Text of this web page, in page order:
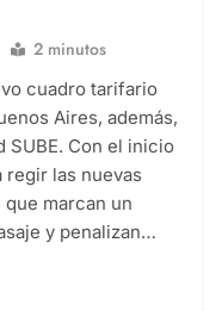
2 minutos
cuadro tarifario
Aires, además,
SUBE. Con el inicio
las nuevas
marcan un
y penalizan…